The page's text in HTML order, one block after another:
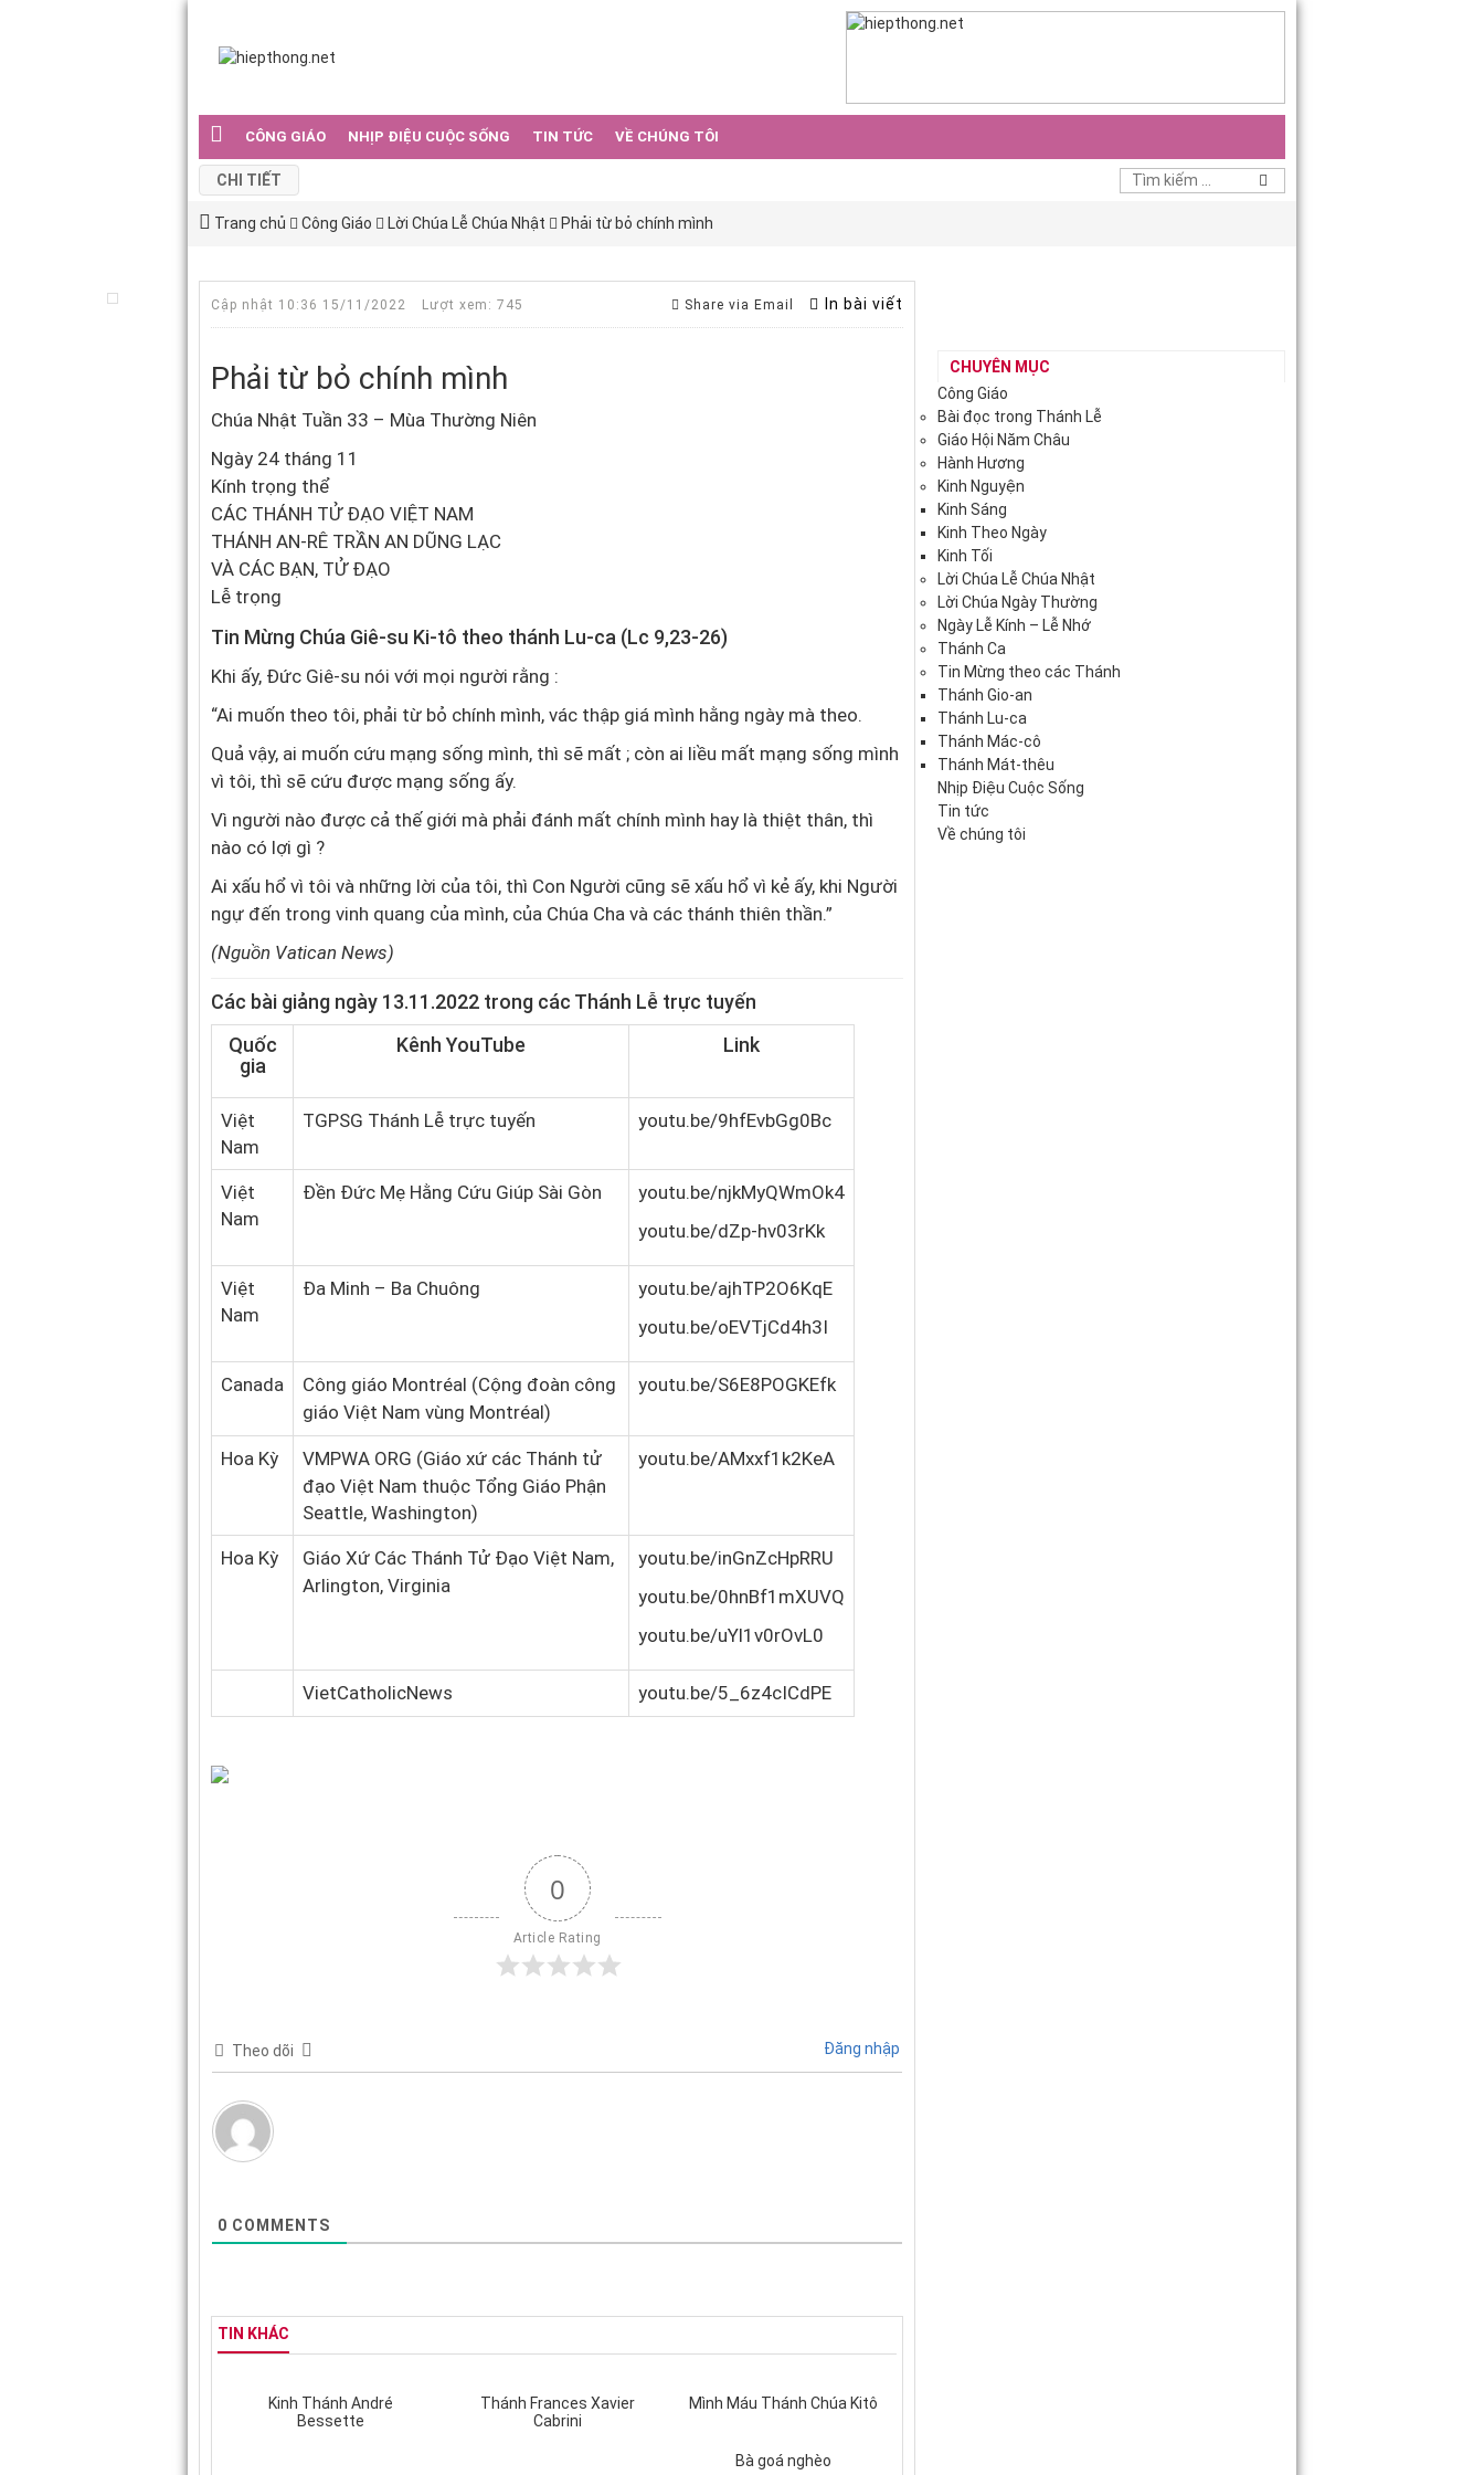
CÔNG GIÁO NHỊP ĐIỆU CUỘC SỐNG TIN TỨC VỀ CHÚNG TÔI
CHI TIẾT
Trang chủ Công Giáo Lời Chúa Lễ Chúa Nhật Phải từ bỏ chính mình
Cập nhật 10:36 15/11/2022 Lượt xem: 745 Share via Email In bài viết
Phải từ bỏ chính mình
Chúa Nhật Tuần 33 – Mùa Thường Niên
Ngày 24 tháng 11
Kính trọng thể
CÁC THÁNH TỬ ĐẠO VIỆT NAM
THÁNH AN-RÊ TRẦN AN DŨNG LẠC
VÀ CÁC BẠN, TỬ ĐẠO
Lễ trọng
Tin Mừng Chúa Giê-su Ki-tô theo thánh Lu-ca (Lc 9,23-26)
Khi ấy, Đức Giê-su nói với mọi người rằng :
“Ai muốn theo tôi, phải từ bỏ chính mình, vác thập giá mình hằng ngày mà theo.
Quả vậy, ai muốn cứu mạng sống mình, thì sẽ mất ; còn ai liều mất mạng sống mình
vì tôi, thì sẽ cứu được mạng sống ấy.
Vì người nào được cả thế giới mà phải đánh mất chính mình hay là thiệt thân, thì
nào có lợi gì ?
Ai xấu hổ vì tôi và những lời của tôi, thì Con Người cũng sẽ xấu hổ vì kẻ ấy, khi Người
ngự đến trong vinh quang của mình, của Chúa Cha và các thánh thiên thần.”
(Nguồn Vatican News)
Các bài giảng ngày 13.11.2022 trong các Thánh Lễ trực tuyến
Quốc
gia
Kênh YouTube Link
Việt
Nam
TGPSG Thánh Lễ trực tuyến youtu.be/9hfEvbGg0Bc
Việt
Nam
Đền Đức Mẹ Hằng Cứu Giúp Sài Gòn
youtu.be/njkMyQWmOk4
youtu.be/dZp-hv03rKk
Việt
Nam
Đa Minh – Ba Chuông
youtu.be/ajhTP2O6KqE
youtu.be/oEVTjCd4h3I
Canada
Công giáo Montréal (Cộng đoàn công
giáo Việt Nam vùng Montréal)
youtu.be/S6E8POGKEfk
Hoa Kỳ VMPWA ORG (Giáo xứ các Thánh tử
đạo Việt Nam thuộc Tổng Giáo Phận
Seattle, Washington)
youtu.be/AMxxf1k2KeA
Hoa Kỳ
Giáo Xứ Các Thánh Tử Đạo Việt Nam,
Arlington, Virginia
youtu.be/inGnZcHpRRU
youtu.be/0hnBf1mXUVQ
youtu.be/uYl1v0rOvL0
VietCatholicNews youtu.be/5_6z4cICdPE
0
Article Rating
Theo dõi Đăng nhập
0 COMMENTS
TIN KHÁC
Kinh Thánh André
Bessette
Thánh Frances Xavier
Cabrini
Mình Máu Thánh Chúa Kitô
Bà goá nghèo
CHUYÊN MỤC
Công Giáo
Bài đọc trong Thánh Lễ
Giáo Hội Năm Châu
Hành Hương
Kinh Nguyện
Kinh Sáng
Kinh Theo Ngày
Kinh Tối
Lời Chúa Lễ Chúa Nhật
Lời Chúa Ngày Thường
Ngày Lễ Kính – Lễ Nhớ
Thánh Ca
Tin Mừng theo các Thánh
Thánh Gio-an
Thánh Lu-ca
Thánh Mác-cô
Thánh Mát-thêu
Nhịp Điệu Cuộc Sống
Tin tức
Về chúng tôi